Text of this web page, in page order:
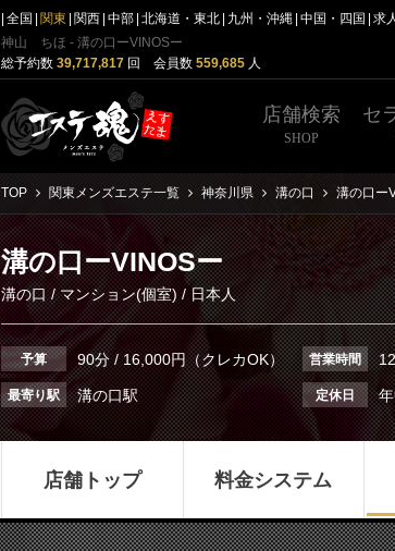
全国 関東 関西 中部 北海道・東北 九州・沖縄 中国・四国
求
神山 ちほ - 溝の口ーVINOSー
総予約数 39,717,817 回 会員数 559,685 人
店舗検索
SHOP
セ
TOP 関東メンズエステ一覧 神奈川県 溝の口 溝の口ー
溝の口ーVINOSー
溝の口/マンション(個室)/ 日本人
予算 90分 / 16,000円（クレカOK） 営業時間
最寄り駅 溝の口駅 定休日
店舗トップ 料金システム